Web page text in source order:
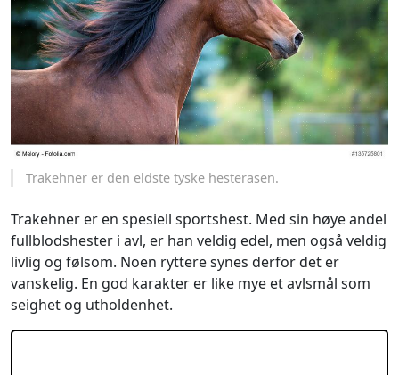
Trakehner er den eldste tyske hesterasen.
Trakehner er en spesiell sportshest. Med sin høye andel
fullblodshester i avl, er han veldig edel, men også veldig
livlig og følsom. Noen ryttere synes derfor det er
vanskelig. En god karakter er like mye et avlsmål som
seighet og utholdenhet.